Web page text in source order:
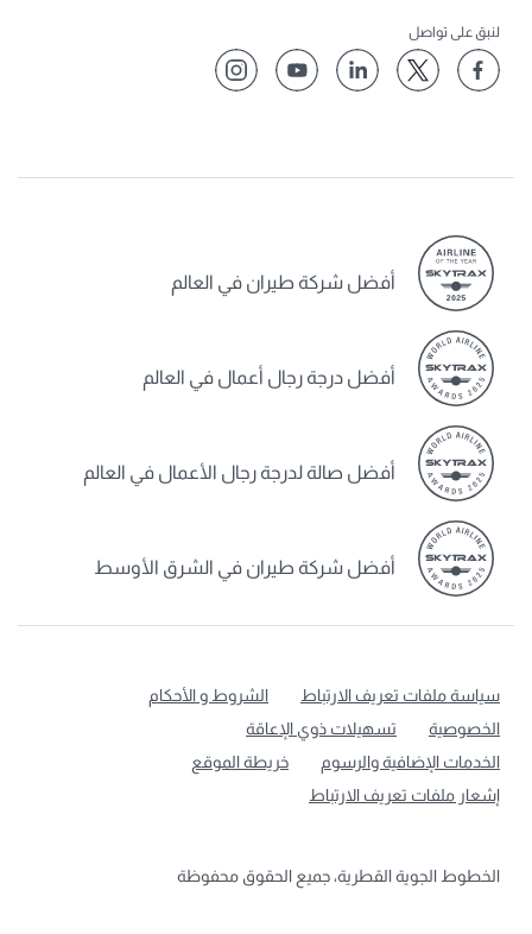
لنبق على تواصل
أفضل شركة طيران في العالم
أفضل درجة رجال أعمال في العالم
أفضل صالة لدرجة رجال الأعمال في العالم
أفضل شركة طيران في الشرق الأوسط
سياسة ملفات تعريف الارتباط
الشروط و الأحكام
الخصوصية
تسهيلات ذوي الإعاقة
الخدمات الإضافية والرسوم
خريطة الموقع
إشعار ملفات تعريف الارتباط
الخطوط الجوية القطرية، جميع الحقوق محفوظة